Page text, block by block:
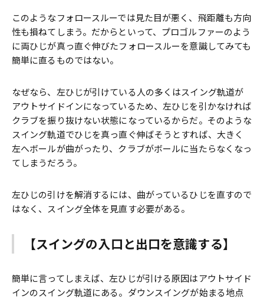
このようなフォロースルーでは見た目が悪く、飛距離も方向
性も損ねてしまう。だからといって、プロゴルファーのよう
に両ひじが真っ直ぐ伸びたフォロースルーを意識してみても
簡単に直るものではない。
なぜなら、左ひじが引けている人の多くはスイング軌道が
アウトサイドインになっているため、左ひじを引かなければ
クラブを振り抜けない状態になっているからだ。そのような
スイング軌道でひじを真っ直ぐ伸ばそうとすれば、大きく
左へボールが曲がったり、クラブがボールに当たらなくなっ
てしまうだろう。
左ひじの引けを解消するには、曲がっているひじを直すので
はなく、スイング全体を見直す必要がある。
【スイングの入口と出口を意識する】
簡単に言ってしまえば、左ひじが引ける原因はアウトサイド
インのスイング軌道にある。ダウンスイングが始まる地点